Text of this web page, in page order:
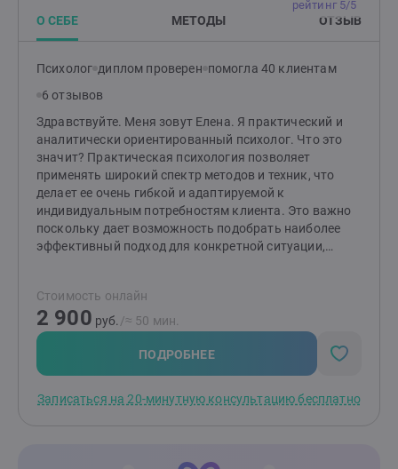
рейтинг 5/5
О СЕБЕ МЕТОДЫ ОТЗЫВ
Психолог диплом проверен помогла 40 клиентам
6 отзывов
Здравствуйте. Меня зовут Елена. Я практический и
аналитически ориентированный психолог. Что это
значит? Практическая психология позволяет
применять широкий спектр методов и техник, что
делает ее очень гибкой и адаптируемой к
индивидуальным потребностям клиента. Это важно
поскольку дает возможность подобрать наиболее
эффективный подход для конкретной ситуации,
взаимодействию, развитию самосознания и навыков
для решения жизненных задач, что в итоге повышает
качество жизни и эмоциональное благополучие. В
своей практике я использую следующий набор
методик. КПТ (когнитивно‑поведенческая терапия),
(терапия, сфокусированная на сострадании для
сценариями. Для более долгосрочной работы я
Стоимость онлайн
2 900 руб. /≈ 50 мин.
ПОДРОБНЕЕ
Записаться на 20-минутную консультацию бесплатно